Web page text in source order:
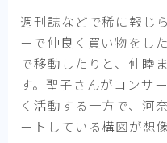
週刊誌などで稀に報じ
ーで仲良く買い物をし
で移動したりと、仲睦
す。聖子さんがコンサ
く活動する一方で、河
ートしている構図が想